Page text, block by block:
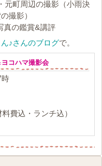
元町周辺の撮影（小雨決
撮影）
真の鑑賞&講評
ん♪さんのブログで。
ヨコハマ撮影会
時
費込・ランチ込）